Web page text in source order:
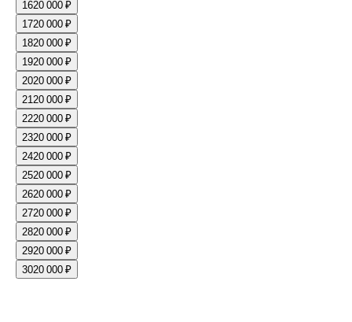
1620 000 ₽
1720 000 ₽
1820 000 ₽
1920 000 ₽
2020 000 ₽
2120 000 ₽
2220 000 ₽
2320 000 ₽
2420 000 ₽
2520 000 ₽
2620 000 ₽
2720 000 ₽
2820 000 ₽
2920 000 ₽
3020 000 ₽